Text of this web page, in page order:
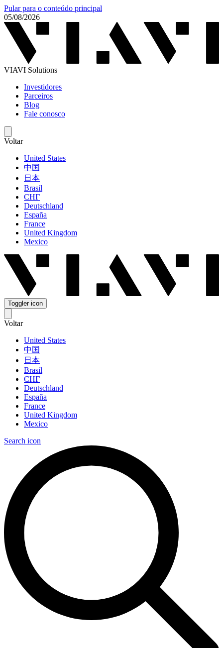
Pular para o conteúdo principal
05/08/2026
VIAVI Solutions
Investidores
Parceiros
Blog
Fale conosco
Voltar
United States
中国
日本
Brasil
СНГ
Deutschland
España
France
United Kingdom
Mexico
Toggler icon
Voltar
United States
中国
日本
Brasil
СНГ
Deutschland
España
France
United Kingdom
Mexico
Search icon